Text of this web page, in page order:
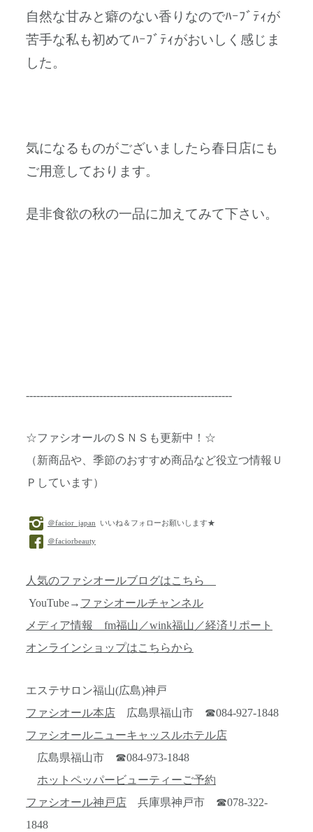
自然な甘みと癖のない香りなのでﾊｰﾌﾞﾃｨが
苦手な私も初めてﾊｰﾌﾞﾃｨがおいしく感じま
した。
気になるものがございましたら春日店にも
ご用意しております。
是非食欲の秋の一品に加えてみて下さい。
-----------------------------------------------------------
☆ファシオールのＳＮＳも更新中！☆
（新商品や、季節のおすすめ商品など役立つ情報Ｕ
Ｐしています）
＠facior_japan いいね＆フォローお願いします★
＠faciorbeauty
人気のファシオールブログはこちら
YouTube→ ファシオールチャンネル
メディア情報 fm福山／wink福山／経済リポート
オンラインショップはこちらから
エステサロン福山(広島)神戸
ファシオール本店 広島県福山市 ☎084-927-1848
ファシオールニューキャッスルホテル店
広島県福山市 ☎084-973-1848
ホットペッパービューティーご予約
ファシオール神戸店 兵庫県神戸市 ☎078-322-
1848